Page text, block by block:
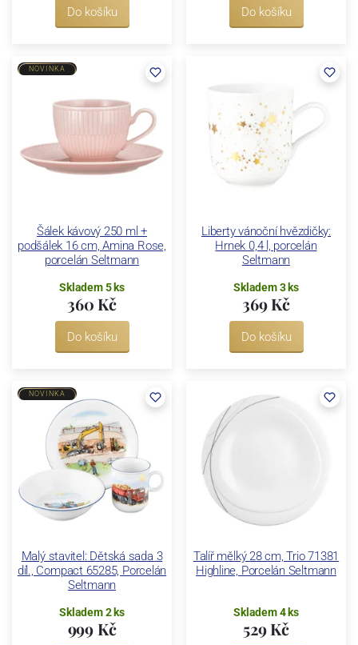
Do košíku Do košíku
Šálek kávový 250 ml +
podšálek 16 cm, Amina Rose,
porcelán Seltmann
NOVINKA
Skladem 5 ks
360 Kč
Do košíku
Liberty vánoční hvězdičky:
Hrnek 0,4 l, porcelán
Seltmann
Skladem 3 ks
369 Kč
Do košíku
Malý stavitel: Dětská sada 3
díl., Compact 65285, Porcelán
Seltmann
NOVINKA
Skladem 2 ks
999 Kč
Talíř mělký 28 cm, Trio 71381
Highline, Porcelán Seltmann
Skladem 4 ks
529 Kč